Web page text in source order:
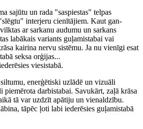
sajūtu un rada "saspiestas" telpas
interjeru cienītājiem. Kaut gan-
ar sarkanu audumu un sarkans
labākais variants guļamistabai vai
kairina nervu sistēmu. Ja nu vienīgi esat
seksa orģijas...
viesistabā.
enerģētiski uzlādē un vizuāli
piemērota darbistabai. Savukārt, zaļā krāsa
tā var uzdzīt apātiju un vienaldzību.
tāpēc ļoti labi iederēsies guļamistabā